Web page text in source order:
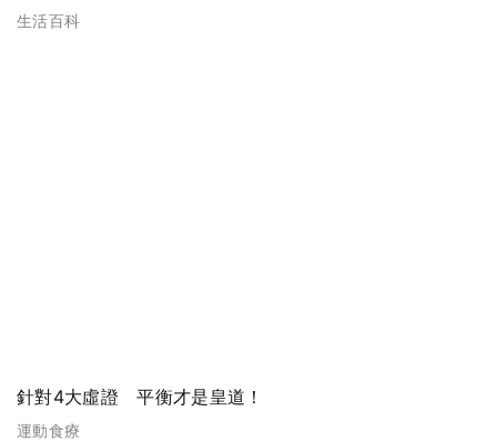
生活百科
針對4大虛證 平衡才是皇道！
運動食療